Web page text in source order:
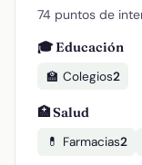
74 puntos de
🎓 Educación
🏫 Colegios2
🏥 Salud
💊 Farmacias2